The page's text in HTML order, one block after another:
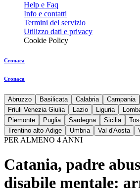
Help e Faq
Info e contatti
Termini del servizio
Utilizzo dati e privacy
Cookie Policy
Cronaca
Cronaca
Abruzzo Basilicata Calabria Campania
Friuli Venezia Giulia
Lazio Liguria
Piemonte
Puglia Sardegna Sicilia
Trentino alto Adige
Umbria Val d'Aosta
PER ALMENO 4 ANNI
Catania, padre
disabile mentale: